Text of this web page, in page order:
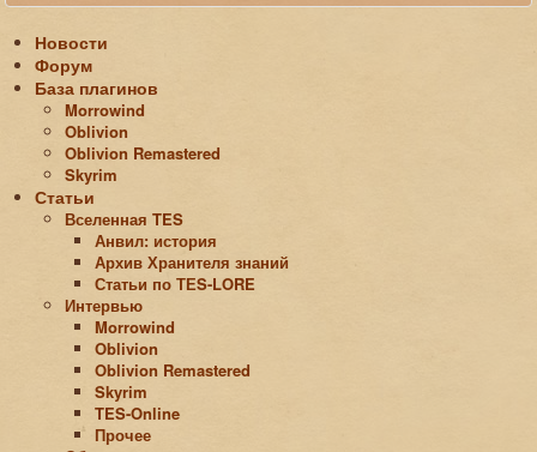
Новости
Форум
База плагинов
Morrowind
Oblivion
Oblivion Remastered
Skyrim
Статьи
Вселенная TES
Анвил: история
Архив Хранителя знаний
Статьи по ТЕS-LORE
Интервью
Morrowind
Oblivion
Oblivion Remastered
Skyrim
TES-Online
Прочее